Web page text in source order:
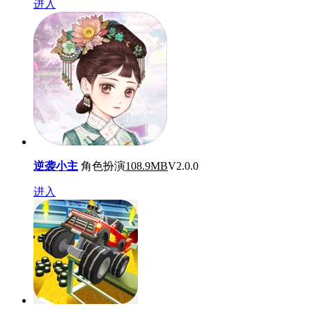
进入
逆袭小主 角色扮演108.9MBV2.0.0
进入